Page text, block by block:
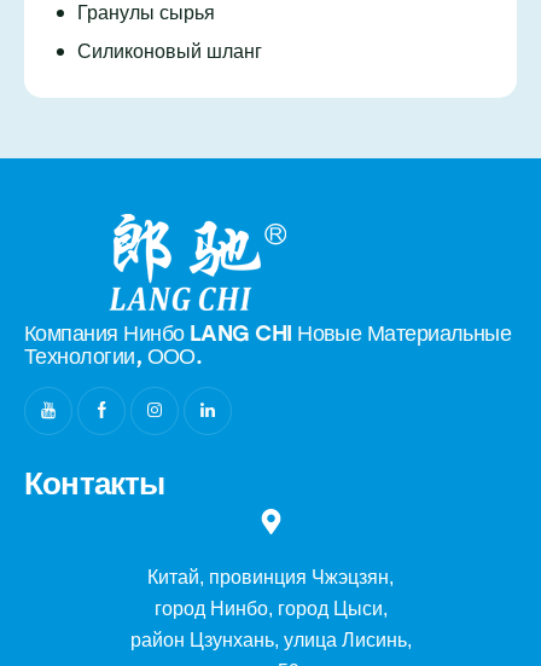
Гранулы сырья
Силиконовый шланг
Компания Нинбо LANG CHI Новые Материальные
Технологии, ООО.
Контакты
Китай, провинция Чжэцзян,
город Нинбо, город Цыси,
район Цзунхань, улица Лисинь,